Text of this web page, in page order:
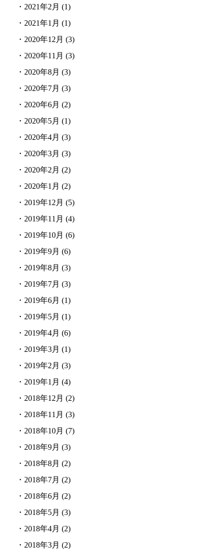
・ 2021年2月 (1)
・ 2021年1月 (1)
・ 2020年12月 (3)
・ 2020年11月 (3)
・ 2020年8月 (3)
・ 2020年7月 (3)
・ 2020年6月 (2)
・ 2020年5月 (1)
・ 2020年4月 (3)
・ 2020年3月 (3)
・ 2020年2月 (2)
・ 2020年1月 (2)
・ 2019年12月 (5)
・ 2019年11月 (4)
・ 2019年10月 (6)
・ 2019年9月 (6)
・ 2019年8月 (3)
・ 2019年7月 (3)
・ 2019年6月 (1)
・ 2019年5月 (1)
・ 2019年4月 (6)
・ 2019年3月 (1)
・ 2019年2月 (3)
・ 2019年1月 (4)
・ 2018年12月 (2)
・ 2018年11月 (3)
・ 2018年10月 (7)
・ 2018年9月 (3)
・ 2018年8月 (2)
・ 2018年7月 (2)
・ 2018年6月 (2)
・ 2018年5月 (3)
・ 2018年4月 (2)
・ 2018年3月 (2)